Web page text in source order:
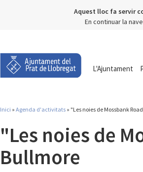
Aquest lloc fa servir
En continuar la
L'Ajuntament
Inici » Agenda d'activitats » "Les noies de Mossbank
"Les noies de
Bullmore